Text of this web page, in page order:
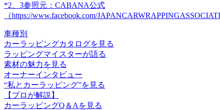
*2、3参照元：CABANA公式
（https://www.facebook.com/
⾞種別
カーラッピングカタログを⾒る
ラッピングマイスターが語る
素材の魅⼒ を⾒る
オーナーインタビュー
“私とカーラッピング”を⾒る
【プロが解説】
カーラッピングQ＆A を⾒る